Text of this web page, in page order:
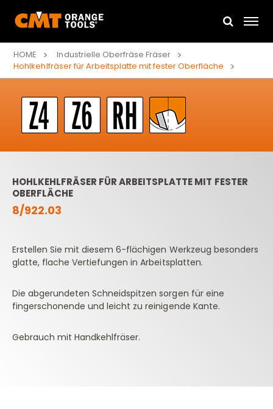
HOME
Industrielle Oberfräse Fräser
Hohlkehlfräser für Arbeitsplatte mit fester Oberfläche
HOHLKEHLFRÄSER FÜR ARBEITSPLATTE MIT FESTER
OBERFLÄCHE
8/922.03
Erstellen Sie mit diesem 6-flächigen Werkzeug besonders
glatte, flache Vertiefungen in Arbeitsplatten.
Die abgerundeten Schneidspitzen sorgen für eine
fingerschonende und leicht zu reinigende Kante.
Gebrauch mit Handkehlfräser.